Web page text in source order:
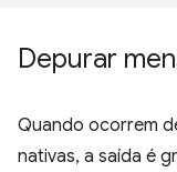
Depurar
Quando ocorrem
nativas, a saída é